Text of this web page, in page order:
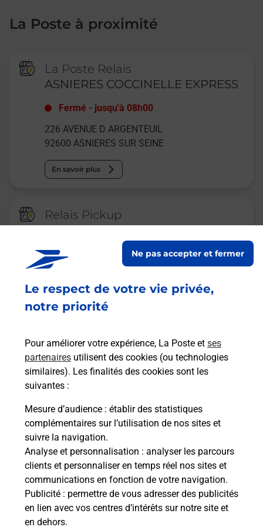
Le respect de votre vie privée,
notre priorité
Pour améliorer votre expérience, La Poste et ses
partenaires utilisent des cookies (ou technologies
similaires). Les finalités des cookies sont les
suivantes :
Mesure d’audience : établir des statistiques
complémentaires sur l’utilisation de nos sites et
suivre la navigation.
Analyse et personnalisation : analyser les parcours
clients et personnaliser en temps réel nos sites et
communications en fonction de votre navigation.
Publicité : permettre de vous adresser des publicités
en lien avec vos centres d’intérêts sur notre site et
en dehors.
Ne pas accepter et fermer
La Poste à proximité
La Poste Relais
ASNIERES COCCINELLE EXPRESS
Fermé - jusqu'à 08h00
226 AVENUE D ARGENTEUIL
92600 ASNIERES SUR SEINE
En savoir plus
Relais Pickup
BAR DES DALLAGISTES D ILE DE
jusqu'à 07h00
220 AVENUE D ARGENTEUIL
92600 ASNIERES SUR SEINE
Malin !
La Poste
en ligne
Ouvert 24h/24
En savoir plus